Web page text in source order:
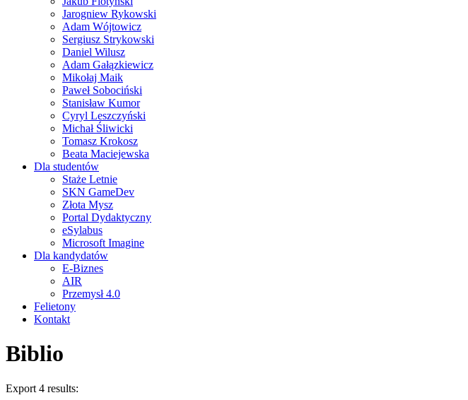
Jarogniew Rykowski
Adam Wójtowicz
Sergiusz Strykowski
Daniel Wilusz
Adam Gałązkiewicz
Mikołaj Maik
Paweł Sobociński
Stanisław Kumor
Cyryl Leszczyński
Michał Śliwicki
Tomasz Krokosz
Beata Maciejewska
Dla studentów
Staże Letnie
SKN GameDev
Złota Mysz
Portal Dydaktyczny
eSylabus
Microsoft Imagine
Dla kandydatów
E-Biznes
AIR
Przemysł 4.0
Felietony
Kontakt
Biblio
Export 4 results: